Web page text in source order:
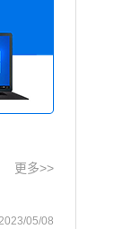
更多>>
05/08